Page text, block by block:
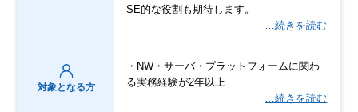
SE的な役割も期待します。
…続きを読む
対象となる方
・NW・サーバ・プラットフォームに関わ
る実務経験が2年以上
…続きを読む